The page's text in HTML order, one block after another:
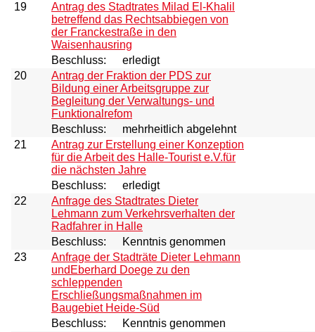
19
Antrag des Stadtrates Milad El-Khalil
betreffend das Rechtsabbiegen von
der Franckestraße in den
Waisenhausring
Beschluss:
erledigt
20
Antrag der Fraktion der PDS zur
Bildung einer Arbeitsgruppe zur
Begleitung der Verwaltungs- und
Funktionalrefom
Beschluss:
mehrheitlich abgelehnt
21
Antrag zur Erstellung einer Konzeption
für die Arbeit des Halle-Tourist e.V.für
die nächsten Jahre
Beschluss:
erledigt
22
Anfrage des Stadtrates Dieter
Lehmann zum Verkehrsverhalten der
Radfahrer in Halle
Beschluss:
Kenntnis genommen
23
Anfrage der Stadträte Dieter Lehmann
undEberhard Doege zu den
schleppenden
Erschließungsmaßnahmen im
Baugebiet Heide-Süd
Beschluss:
Kenntnis genommen